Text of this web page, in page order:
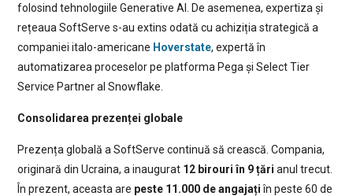
folosind tehnologiile Generative AI. De asemenea, expertiza și
rețeaua SoftServe s-au extins odată cu achiziția strategică a
companiei italo-americane Hoverstate, expertă în
automatizarea proceselor pe platforma Pega și Select Tier
Service Partner al Snowflake.
Consolidarea prezenței globale
Prezența globală a SoftServe continuă să crească. Compania,
originară din Ucraina, a inaugurat 12 birouri în 9 țări anul trecut.
În prezent, aceasta are peste 11.000 de angajațiîn peste 60 de